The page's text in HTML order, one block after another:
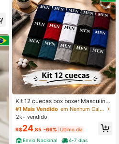
Kit 12 cuecas box boxer Masculinas
Premium Microfibra Confort Boxer o
u 4
#1 Mais Vendido
em Nenhum Calções de banho masculinos
2k+ vendido
R$24 ,85 -66% Último dia
Envio Nacional
4-7 dias